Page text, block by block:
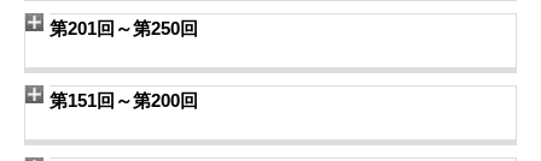
第201回～第250回
第151回～第200回